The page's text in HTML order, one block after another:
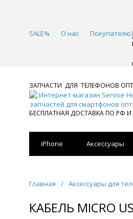
SALE% О нас Покупателю
ЗАПЧАСТИ ДЛЯ ТЕЛЕФОНОВ
БЕСПЛАТНАЯ ДОСТАВКА ПО РФ И
iPhone Аксессуары
Главная / Аксессуары для
КАБЕЛЬ MICRO